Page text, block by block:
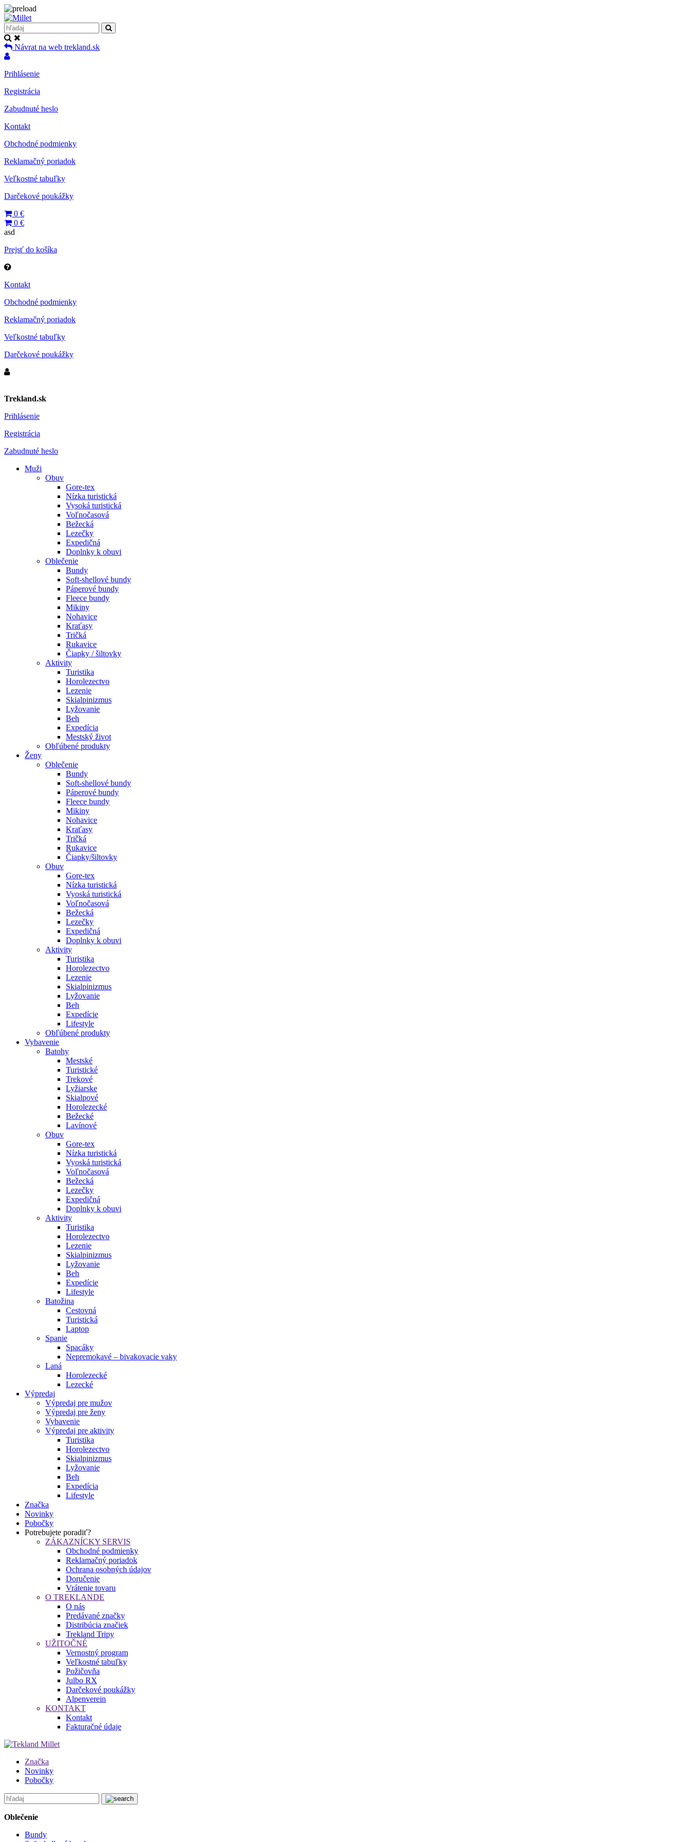
Návrat na web trekland.sk
Prihlásenie
Registrácia
Zabudnuté heslo
Kontakt
Obchodné podmienky
Reklamačný poriadok
Veľkostné tabuľky
Darčekové poukážky
0 €
0 €
asd
Prejsť do košíka
Kontakt
Obchodné podmienky
Reklamačný poriadok
Veľkostné tabuľky
Darčekové poukážky
Trekland.sk
Prihlásenie
Registrácia
Zabudnuté heslo
Muži
Obuv
Gore-tex
Nízka turistická
Vysoká turistická
Voľnočasová
Bežecká
Lezečky
Expedičná
Doplnky k obuvi
Oblečenie
Bundy
Soft-shellové bundy
Páperové bundy
Fleece bundy
Mikiny
Nohavice
Kraťasy
Tričká
Rukavice
Čiapky / šiltovky
Aktivity
Turistika
Horolezectvo
Lezenie
Skialpinizmus
Lyžovanie
Beh
Expedícia
Mestský život
Obľúbené produkty
Ženy
Oblečenie
Bundy
Soft-shellové bundy
Páperové bundy
Fleece bundy
Mikiny
Nohavice
Kraťasy
Tričká
Rukavice
Čiapky/šiltovky
Obuv
Gore-tex
Nízka turistická
Vyoská turistická
Voľnočasová
Bežecká
Lezečky
Expedičná
Doplnky k obuvi
Aktivity
Turistika
Horolezectvo
Lezenie
Skialpinizmus
Lyžovanie
Beh
Expedície
Lifestyle
Obľúbené produkty
Vybavenie
Batohy
Mestské
Turistické
Trekové
Lyžiarske
Skialpové
Horolezecké
Bežecké
Lavínové
Obuv
Gore-tex
Nízka turistická
Vyoská turistická
Voľnočasová
Bežecká
Lezečky
Expedičná
Doplnky k obuvi
Aktivity
Turistika
Horolezectvo
Lezenie
Skialpinizmus
Lyžovanie
Beh
Expedície
Lifestyle
Batožina
Cestovná
Turistická
Laptop
Spanie
Spacáky
Nepremokavé – bivakovacie vaky
Laná
Horolezecké
Lezecké
Výpredaj
Výpredaj pre mužov
Výpredaj pre ženy
Vybavenie
Výpredaj pre aktivity
Turistika
Horolezectvo
Skialpinizmus
Lyžovanie
Beh
Expedícia
Lifestyle
Značka
Novinky
Pobočky
Potrebujete poradiť?
ZÁKAZNÍCKY SERVIS
Obchodné podmienky
Reklamačný poriadok
Ochrana osobných údajov
Doručenie
Vrátenie tovaru
O TREKLANDE
O nás
Predávané značky
Distribúcia značiek
Trekland Tripy
UŽITOČNÉ
Vernostný program
Veľkostné tabuľky
Požičovňa
Julbo RX
Darčekové poukážky
Alpenverein
KONTAKT
Kontakt
Fakturačné údaje
Značka
Novinky
Pobočky
Oblečenie
Bundy